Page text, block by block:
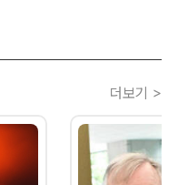
더보기 >